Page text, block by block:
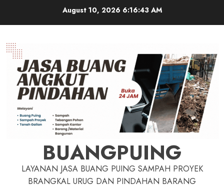
August 10, 2026 6:16:44 AM
BUANGPUING
LAYANAN JASA BUANG PUING SAMPAH PROYEK
BRANGKAL URUG DAN PINDAHAN BARANG